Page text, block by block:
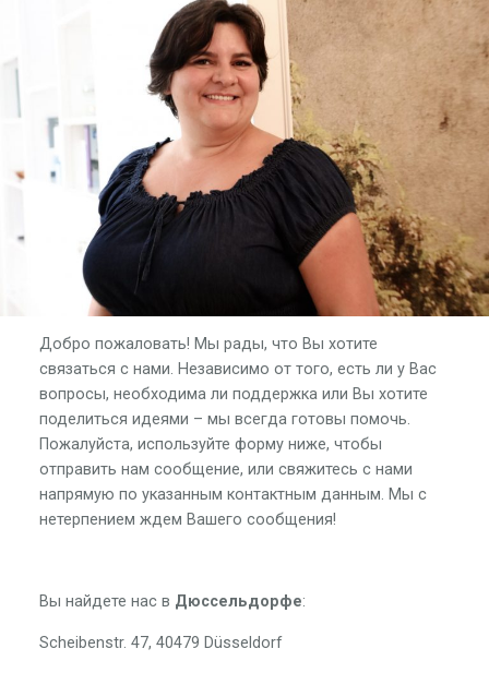
Добро пожаловать! Мы рады, что Вы хотите
связаться с нами. Независимо от того, есть ли у Вас
вопросы, необходима ли поддержка или Вы хотите
поделиться идеями – мы всегда готовы помочь.
Пожалуйста, используйте форму ниже, чтобы
отправить нам сообщение, или свяжитесь с нами
напрямую по указанным контактным данным. Мы с
нетерпением ждем Вашего сообщения!
Вы найдете нас в Дюссельдорфе:
Scheibenstr. 47, 40479 Düsseldorf